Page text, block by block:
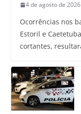
4 de agosto de 2026
Ocorrências nos
Estoril e
cortantes,